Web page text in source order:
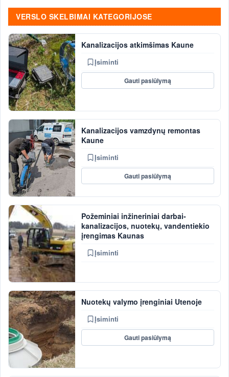
VERSLO SKELBIMAI KATEGORIJOSE
Kanalizacijos atkimšimas Kaune
Įsiminti
Gauti pasiūlymą
Kanalizacijos vamzdynų remontas
Kaune
Įsiminti
Gauti pasiūlymą
Požeminiai inžineriniai darbai-
kanalizacijos, nuotekų, vandentiekio
įrengimas Kaunas
Įsiminti
Nuotekų valymo įrenginiai Utenoje
Įsiminti
Gauti pasiūlymą